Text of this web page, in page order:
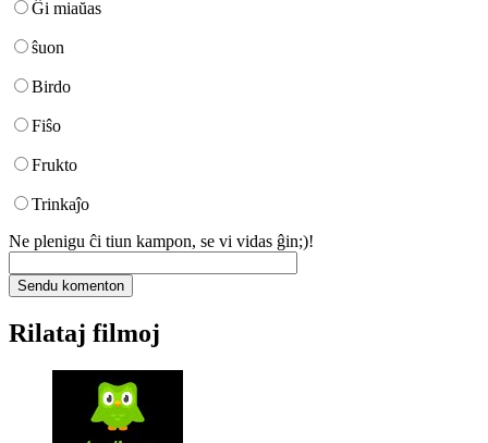
Ĝi miaŭas
ŝuon
Birdo
Fiŝo
Frukto
Trinkaĵo
Ne plenigu ĉi tiun kampon, se vi vidas ĝin;)!
Rilataj filmoj